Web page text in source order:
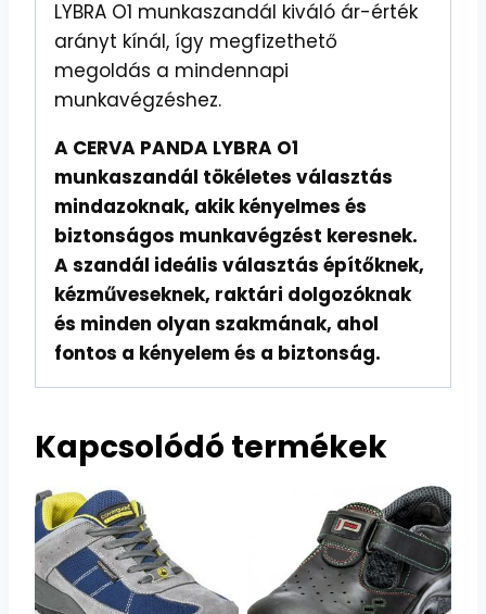
LYBRA O1 munkaszandál kiváló ár-érték
arányt kínál, így megfizethető
megoldás a mindennapi
munkavégzéshez.
A CERVA PANDA LYBRA O1
munkaszandál tökéletes választás
mindazoknak, akik kényelmes és
biztonságos munkavégzést keresnek.
A szandál ideális választás építőknek,
kézműveseknek, raktári dolgozóknak
és minden olyan szakmának, ahol
fontos a kényelem és a biztonság.
Kapcsolódó termékek